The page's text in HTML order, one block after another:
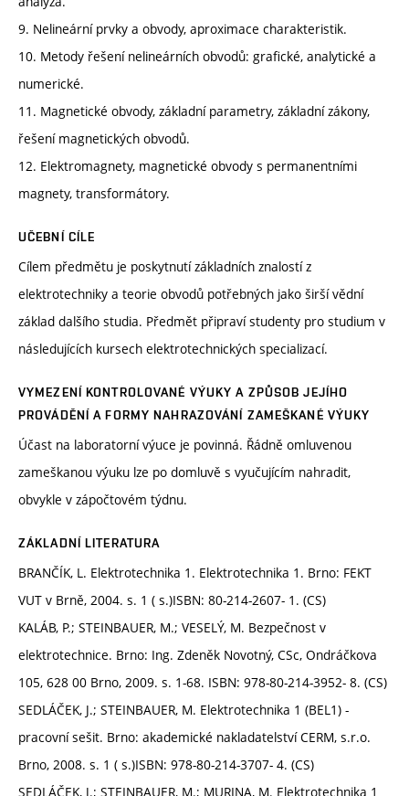
9. Nelineární prvky a obvody, aproximace charakteristik.
10. Metody řešení nelineárních obvodů: grafické, analytické a
numerické.
11. Magnetické obvody, základní parametry, základní zákony,
řešení magnetických obvodů.
12. Elektromagnety, magnetické obvody s permanentními
magnety, transformátory.
UČEBNÍ CÍLE
Cílem předmětu je poskytnutí základních znalostí z
elektrotechniky a teorie obvodů potřebných jako širší vědní
základ dalšího studia. Předmět připraví studenty pro studium v
následujících kursech elektrotechnických specializací.
VYMEZENÍ KONTROLOVANÉ VÝUKY A ZPŮSOB JEJÍHO
PROVÁDĚNÍ A FORMY NAHRAZOVÁNÍ ZAMEŠKANÉ VÝUKY
Účast na laboratorní výuce je povinná. Řádně omluvenou
zameškanou výuku lze po domluvě s vyučujícím nahradit,
obvykle v zápočtovém týdnu.
ZÁKLADNÍ LITERATURA
BRANČÍK, L. Elektrotechnika 1. Elektrotechnika 1. Brno: FEKT
VUT v Brně, 2004. s. 1 ( s.)ISBN: 80-214-2607- 1. (CS)
KALÁB, P.; STEINBAUER, M.; VESELÝ, M. Bezpečnost v
elektrotechnice. Brno: Ing. Zdeněk Novotný, CSc, Ondráčkova
105, 628 00 Brno, 2009. s. 1-68. ISBN: 978-80-214-3952- 8. (CS)
SEDLÁČEK, J.; STEINBAUER, M. Elektrotechnika 1 (BEL1) -
pracovní sešit. Brno: akademické nakladatelství CERM, s.r.o.
Brno, 2008. s. 1 ( s.)ISBN: 978-80-214-3707- 4. (CS)
SEDLÁČEK, J.; STEINBAUER, M.; MURINA, M. Elektrotechnika 1